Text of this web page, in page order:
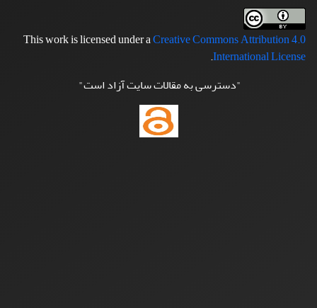
This work is licensed under aCreative Commons Attribution 4.0
International License
.
"دسترسی به مقالات سایت آزاد است"